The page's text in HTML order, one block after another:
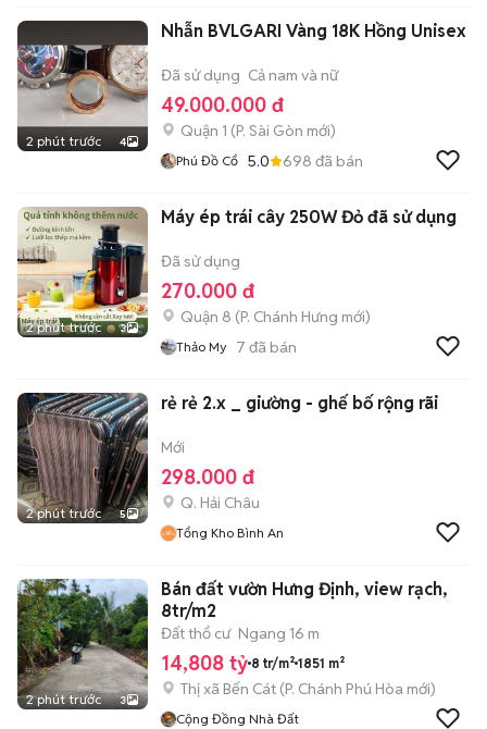
2 phút trước 4
Nhẫn BVLGARI Vàng 18K Hồng Unisex
Đã sử dụng Cả nam và nữ
49.000.000 đ
Quận 1 (P. Sài Gòn mới)
Phú Đồ Cổ 5.0 698 đã bán
2 phút trước 3
Máy ép trái cây 250W Đỏ đã sử dụng
Đã sử dụng
270.000 đ
Quận 8 (P. Chánh Hưng mới)
Thảo My 7 đã bán
2 phút trước 5
rẻ rẻ 2.x _ giường - ghế bố rộng rãi
Mới
298.000 đ
Q. Hải Châu
Tổng Kho Bình An
2 phút trước 3
Bán đất vườn Hưng Định, view rạch,
8tr/m2
Đất thổ cư Ngang 16 m
14,808 tỷ 8 tr/m² 1851 m²
Thị xã Bến Cát (P. Chánh Phú Hòa mới)
Cộng Đồng Nhà Đất